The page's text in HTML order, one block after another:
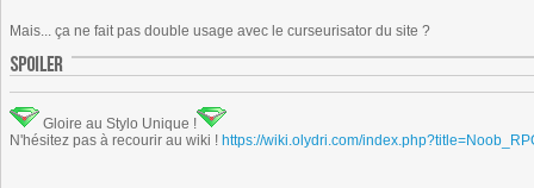
Mais... ça ne fait pas double usage avec le curseurisator du site ?
Gloire au Stylo Unique !
N'hésitez pas à recourir au wiki ! https://wiki.olydri.com/